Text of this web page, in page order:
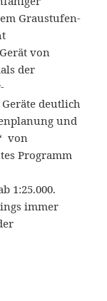
Graustufen-
von
der
deutlich
und
von
Programm
1:25.000.
immer